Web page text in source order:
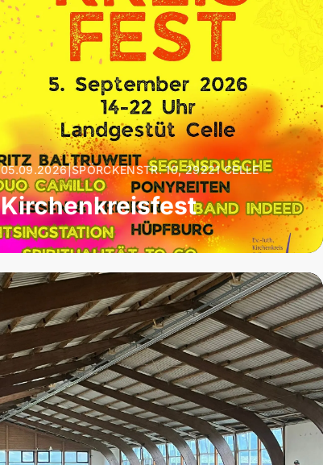
05.09.2026|SPÖRCKENSTR. 10, 29221 CELLE
Kirchenkreisfest